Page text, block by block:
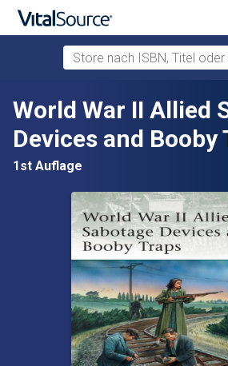
Zum Hauptinhalt springen
Store nach ISBN, Titel oder
World War II Allied
Devices and Booby
1st Auflage